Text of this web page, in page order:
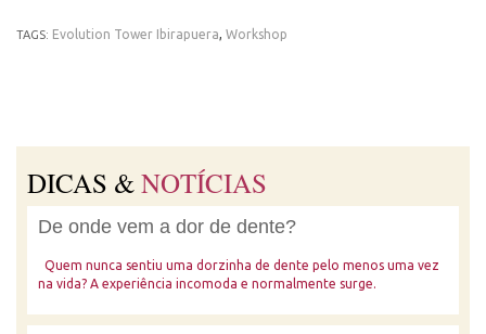
TAGS: Evolution Tower Ibirapuera, Workshop
DICAS &NOTÍCIAS
De onde vem a dor de dente?
Quem nunca sentiu uma dorzinha de dente pelo menos uma vez
na vida? A experiência incomoda e normalmente surge.